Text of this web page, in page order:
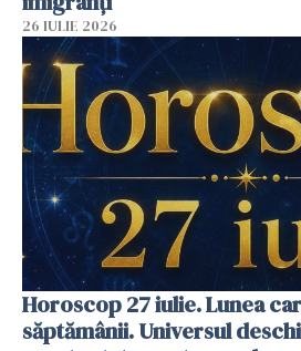
26 IULIE 2026
Horoscop 27 iulie. Lunea
săptămânii. Universul